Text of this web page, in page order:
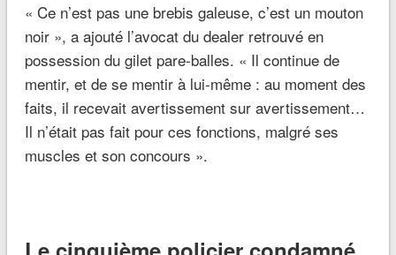
« Ce n’est pas une brebis galeuse, c’est un mouton
noir », a ajouté l’avocat du dealer retrouvé en
possession du gilet pare-balles. « Il continue de
mentir, et de se mentir à lui-même : au moment des
faits, il recevait avertissement sur avertissement…
Il n’était pas fait pour ces fonctions, malgré ses
muscles et son concours ».